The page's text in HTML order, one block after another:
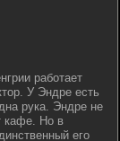
работает
У Эндре есть
рука. Эндре не
кафе. Но в
его